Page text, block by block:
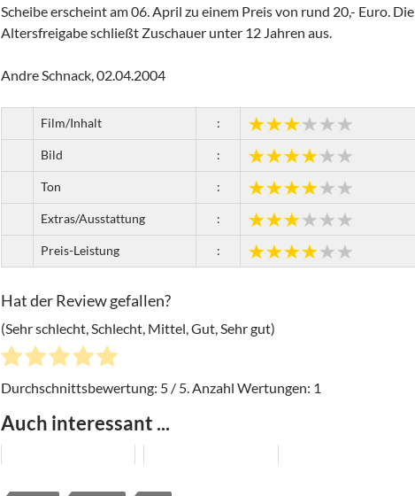
Scheibe erscheint am 06. April zu einem Preis von rund 20,- Euro. Die
Altersfreigabe schließt Zuschauer unter 12 Jahren aus.
Andre Schnack, 02.04.2004
Film/Inhalt :
Bild :
Ton :
Extras/Ausstattung :
Preis-Leistung :
Hat der Review gefallen?
(Sehr schlecht, Schlecht, Mittel, Gut, Sehr gut)
Durchschnittsbewertung: 5 / 5. Anzahl Wertungen: 1
Auch interessant ...